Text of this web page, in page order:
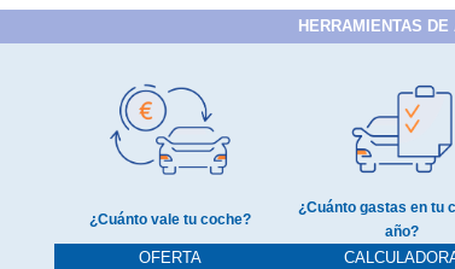
HERRAMIENTAS DE
¿Cuánto vale tu coche?
OFERTA
¿Cuánto gastas en tu
año?